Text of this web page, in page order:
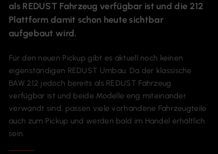
als REDUST Fahrzeug verfügbar ist und die 212
Plattform damit schon heute sichtbar
aufgebaut wird.
Für den neuen Pickup gibt es aktuell noch keinen
eigenständigen REDUST Umbau. Da der klassische
BAW 212 jedoch bereits als REDUST Fahrzeug
verfügbar ist und beide Modelle eng miteinander
verwandt sind, passen viele vorhandene Fahrzeugteile
auch zum Pickup und werden bald im Handel erhältlich
sein.